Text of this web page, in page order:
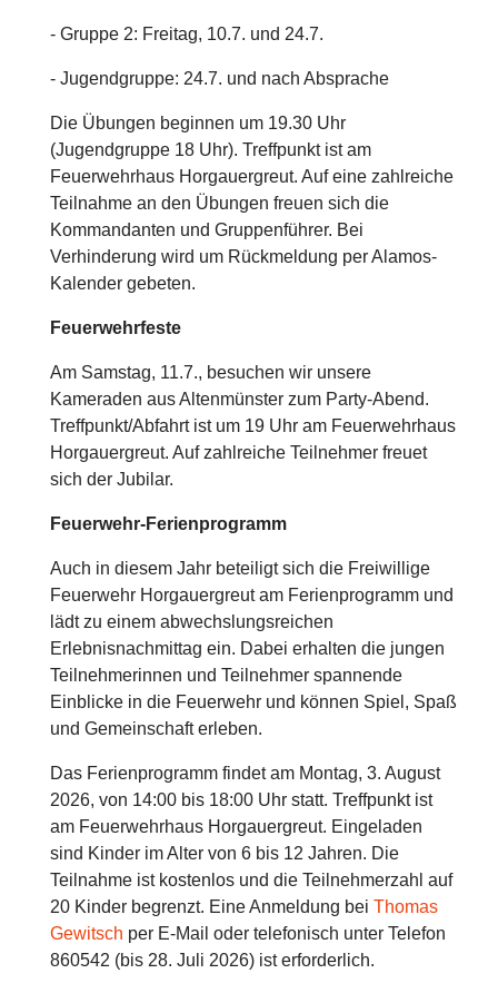
- Gruppe 2: Freitag, 10.7. und 24.7.
- Jugendgruppe: 24.7. und nach Absprache
Die Übungen beginnen um 19.30 Uhr
(Jugendgruppe 18 Uhr). Treffpunkt ist am
Feuerwehrhaus Horgauergreut. Auf eine zahlreiche
Teilnahme an den Übungen freuen sich die
Kommandanten und Gruppenführer. Bei
Verhinderung wird um Rückmeldung per Alamos-
Kalender gebeten.
Feuerwehrfeste
Am Samstag, 11.7., besuchen wir unsere
Kameraden aus Altenmünster zum Party-Abend.
Treffpunkt/Abfahrt ist um 19 Uhr am Feuerwehrhaus
Horgauergreut. Auf zahlreiche Teilnehmer freuet
sich der Jubilar.
Feuerwehr-Ferienprogramm
Auch in diesem Jahr beteiligt sich die Freiwillige
Feuerwehr Horgauergreut am Ferienprogramm und
lädt zu einem abwechslungsreichen
Erlebnisnachmittag ein. Dabei erhalten die jungen
Teilnehmerinnen und Teilnehmer spannende
Einblicke in die Feuerwehr und können Spiel, Spaß
und Gemeinschaft erleben.
Das Ferienprogramm findet am Montag, 3. August
2026, von 14:00 bis 18:00 Uhr statt. Treffpunkt ist
am Feuerwehrhaus Horgauergreut. Eingeladen
sind Kinder im Alter von 6 bis 12 Jahren. Die
Teilnahme ist kostenlos und die Teilnehmerzahl auf
20 Kinder begrenzt. Eine Anmeldung bei Thomas
Gewitsch per E-Mail oder telefonisch unter Telefon
860542 (bis 28. Juli 2026) ist erforderlich.